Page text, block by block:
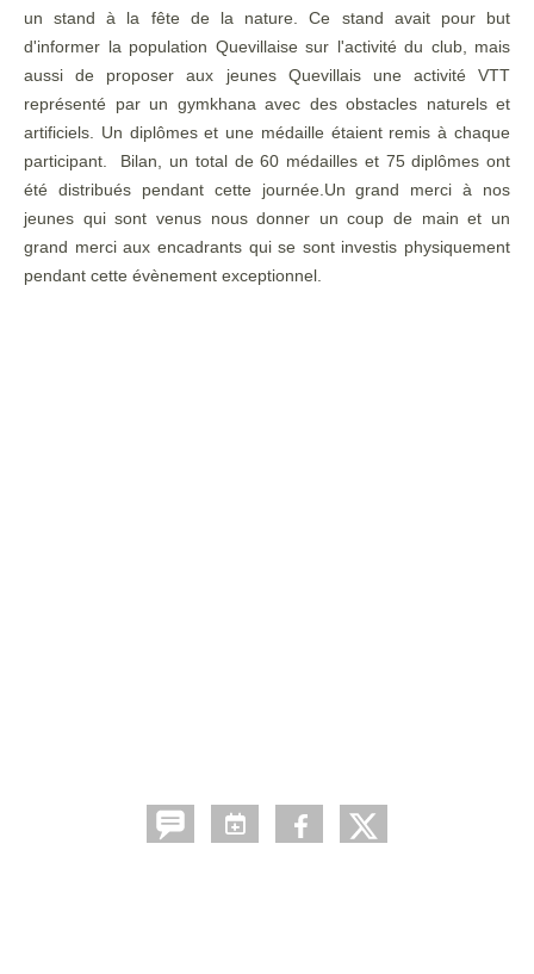
un stand à la fête de la nature. Ce stand avait pour but
d'informer la population Quevillaise sur l'activité du club, mais
aussi de proposer aux jeunes Quevillais une activité VTT
représenté par un gymkhana avec des obstacles naturels et
artificiels. Un diplômes et une médaille étaient remis à chaque
participant. Bilan, un total de 60 médailles et 75 diplômes ont
été distribués pendant cette journée.Un grand merci à nos
jeunes qui sont venus nous donner un coup de main et un
grand merci aux encadrants qui se sont investis physiquement
pendant cette évènement exceptionnel.